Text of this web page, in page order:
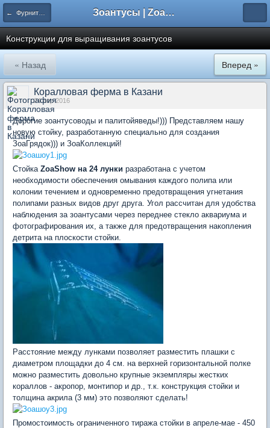
← Фурнитура для кораллов Зоантусы | Zoasfan.ru
Конструкции для выращивания зоантусов
« Назад Вперед »
Коралловая ферма в Казани
24 апр 2016
Дорогие зоантусоводы и палитойяведы!))) Представляем нашу
новую стойку, разработанную специально для создания
ЗоаГрядок))) и ЗоаКоллекций!
Стойка ZoaShow на 24 лунки разработана с учетом
необходимости обеспечения омывания каждого полипа или
колонии течением и одновременно предотвращения угнетания
полипами разных видов друг друга. Угол рассчитан для удобства
наблюдения за зоантусами через переднее стекло аквариума и
фотографирования их, а также для предотвращения накопления
детрита на плоскости стойки.
Расстояние между лунками позволяет разместить плашки с
диаметром площадки до 4 см. на верхней горизонтальной полке
можно разместить довольно крупные экземпляры жестких
кораллов - акропор, монтипор и др., т.к. конструкция стойки и
толщина акрила (3 мм) это позволяют сделать!
Промостоимость ограниченного тиража стойки в апреле-мае - 450